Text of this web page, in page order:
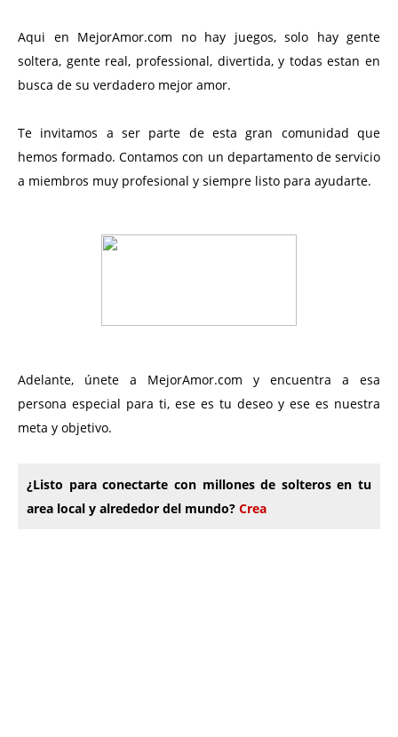
Aqui en MejorAmor.com no hay juegos, solo hay gente
soltera, gente real, professional, divertida, y todas estan en
busca de su verdadero mejor amor.
Te invitamos a ser parte de esta gran comunidad que
hemos formado. Contamos con un departamento de servicio
a miembros muy profesional y siempre listo para ayudarte.
Adelante, únete a MejorAmor.com y encuentra a esa
persona especial para ti, ese es tu deseo y ese es nuestra
meta y objetivo.
¿Listo para conectarte con millones de solteros en tu
area local y alrededor del mundo? Crea